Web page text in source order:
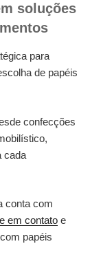
soluções
para
de papéis
confecções
cada
conta com
em contato e
papéis